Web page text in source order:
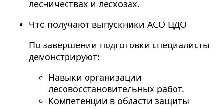
лесничествах и лесхозах.
Что получают выпускники АСО ЦДО
По завершении подготовки специалисты
демонстрируют:
Навыки организации
лесовосстановительных работ.
Компетенции в области защиты